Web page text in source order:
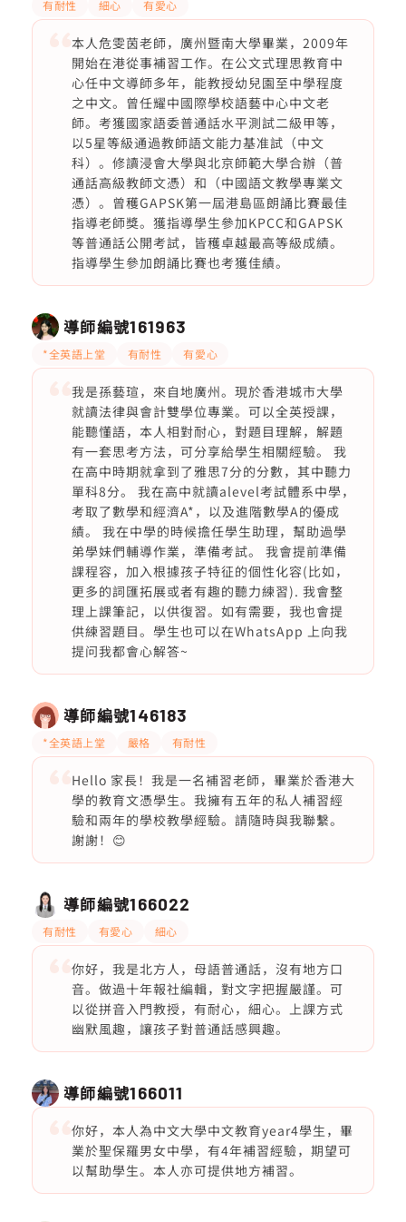
有耐性 細心 有愛心
本人危雯茵老師，廣州暨南大學畢業，2009年
開始在港從事補習工作。在公文式理思教育中
心任中文導師多年，能教授幼兒園至中學程度
之中文。曾任耀中國際學校語藝中心中文老
師。考獲國家語委普通話水平測試二級甲等，
以5星等級通過教師語文能力基准試（中文
科）。修讀浸會大學與北京師範大學合辦（普
通話高級教師文憑）和（中國語文教學專業文
憑）。曾穫GAPSK第一屆港島區朗誦比賽最佳
指導老師獎。獲指導學生參加KPCC和GAPSK
等普通話公開考試，皆穫卓越最高等級成績。
指導學生參加朗誦比賽也考獲佳績。
導師編號161963
*全英語上堂 有耐性 有愛心
我是孫藝瑄，來自地廣州。現於香港城市大學
就讀法律與會計雙學位專業。可以全英授課，
能聽懂語，本人相對耐心，對題目理解，解題
有一套思考方法，可分享給學生相關經驗。 我
在高中時期就拿到了雅思7分的分數，其中聽力
單科8分。 我在高中就讀alevel考試體系中學，
考取了數學和經濟A*，以及進階數學A的優成
績。 我在中學的時候擔任學生助理，幫助過學
弟學妹們輔導作業，準備考試。 我會提前準備
課程容，加入根據孩子特征的個性化容(比如，
更多的詞匯拓展或者有趣的聽力練習). 我會整
理上課筆記，以供復習。如有需要，我也會提
供練習題目。學生也可以在WhatsApp 上向我
提问我都會心解答~
導師編號146183
*全英語上堂 嚴格 有耐性
Hello 家長！我是一名補習老師，畢業於香港大
學的教育文憑學生。我擁有五年的私人補習經
驗和兩年的學校教學經驗。請隨時與我聯繫。
謝謝！😊
導師編號166022
有耐性 有愛心 細心
你好，我是北方人，母語普通話，沒有地方口
音。做過十年報社編輯，對文字把握嚴謹。可
以從拼音入門教授，有耐心，細心。上課方式
幽默風趣，讓孩子對普通話感興趣。
導師編號166011
你好，本人為中文大學中文教育year4學生，畢
業於聖保羅男女中學，有4年補習經驗，期望可
以幫助學生。本人亦可提供地方補習。